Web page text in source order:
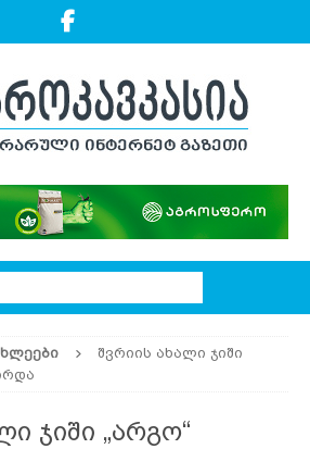
შვრიის ახალი ჯიში
ჯიში „არგო“